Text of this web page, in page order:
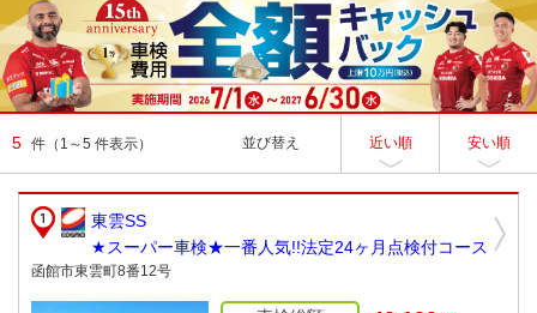
5 件 （1～5 件表示） 並び替え 近い順 安い順
東雲SS
★スーパー車検★一番人気!!法定24ヶ月点検付コース
函館市東雲町8番12号